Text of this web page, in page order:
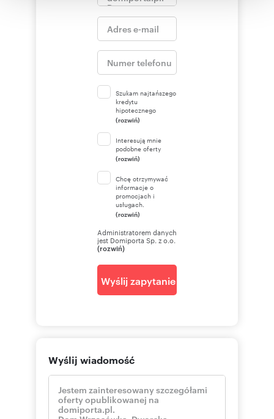
korzystania z ich usług.
Szukam najtańszego
kredytu
hipotecznego
(rozwiń)
Interesują mnie
podobne oferty
(rozwiń)
Chcę otrzymywać
informacje o
promocjach i
usługach.
(rozwiń)
Administratorem danych
jest Domiporta Sp. z o.o.
(rozwiń)
Wyślij zapytanie
Wyślij wiadomość